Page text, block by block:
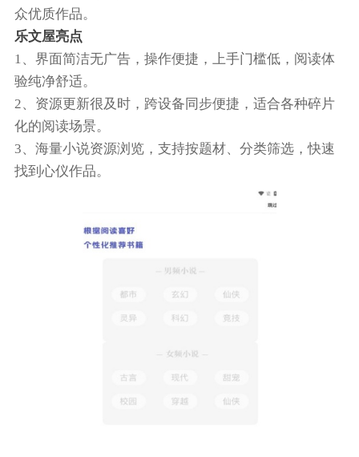
众优质作品。
乐文屋亮点
1、界面简洁无广告，操作便捷，上手门槛低，阅读体
验纯净舒适。
2、资源更新很及时，跨设备同步便捷，适合各种碎片
化的阅读场景。
3、海量小说资源浏览，支持按题材、分类筛选，快速
找到心仪作品。